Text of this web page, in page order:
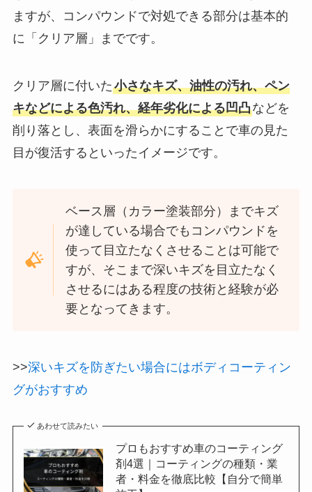
ますが、コンパウンドで対処できる部分は基本的
に「クリア層」までです。
クリア層に付いた小さなキズ、油性の汚れ、ペン
キなどによる色汚れ、経年劣化による凹凸などを
削り落とし、表面を滑らかにすることで車の見た
目が復活するといったイメージです。
ベース層（カラー塗装部分）までキズ
が達している場合でもコンパウンドを
使って目立たなくさせることは可能で
すが、そこまで深いキズを目立たなく
させるにはある程度の技術と経験が必
要となってきます。
>>深いキズを防ぎたい場合にはボディコーティン
グがおすすめ
あわせて読みたい
プロもおすすめ車のコーティング
剤4選｜コーティングの種類・業
者・料金を徹底比較【自分で簡単